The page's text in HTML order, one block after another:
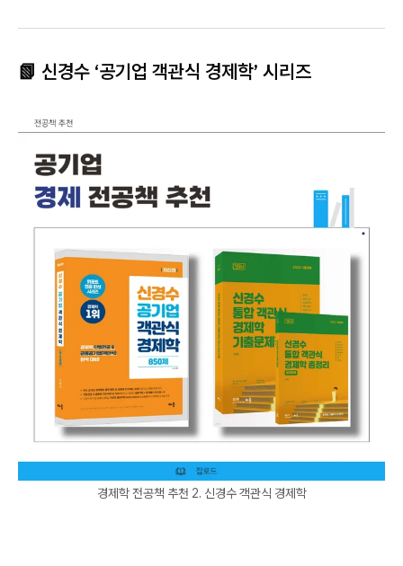
📗 신경수 ‘공기업 객관식 경제학’ 시리즈
경제학 전공책 추천 2. 신경수 객관식 경제학